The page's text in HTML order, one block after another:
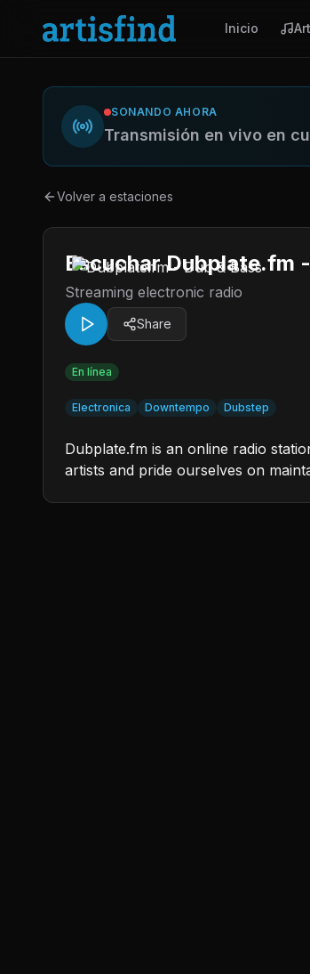
Inicio
SONANDO AHORA
Transmisión en vivo en
Volver a estaciones
Escuchar Dubplate.fm
Streaming electronic radio
Share
En línea
Electronica Downtempo Dubstep
Dubplate.fm is an online radio
artists and pride ourselves on